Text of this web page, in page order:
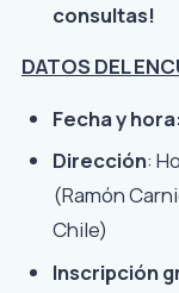
consultas!
DATOS DEL
Fecha y
Dirección:
(Ramón
Chile)
Inscripción